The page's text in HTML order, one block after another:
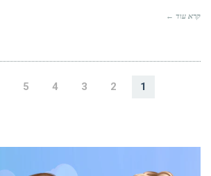
קרא עוד ←
1
2
3
4
5